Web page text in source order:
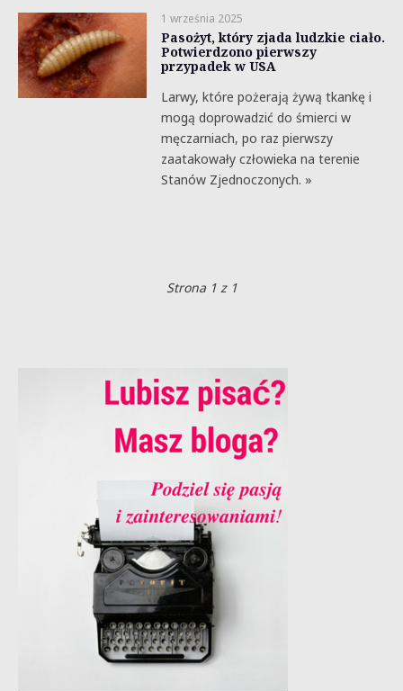
1 września 2025
Pasożyt, który zjada ludzkie ciało.
Potwierdzono pierwszy
przypadek w USA
Larwy, które pożerają żywą tkankę i
mogą doprowadzić do śmierci w
męczarniach, po raz pierwszy
zaatakowały człowieka na terenie
Stanów Zjednoczonych. »
Strona 1 z 1